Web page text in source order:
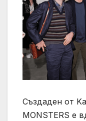
Създаден от
MONSTERS е